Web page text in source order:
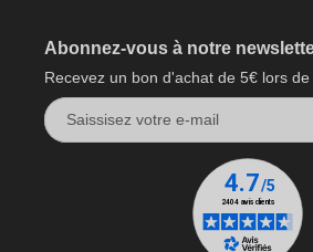
Abonnez-vous à notre
Recevez un bon d'achat de 5€ lors de
Saissisez votre e-mail